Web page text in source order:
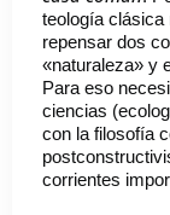
teología clásica
repensar dos
«naturaleza» y
Para eso
ciencias
con la filosofía
corrientes